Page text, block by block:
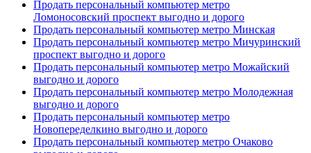
Продать персональный компьютер метро
Ломоносовский проспект выгодно и дорого
Продать персональный компьютер метро Минская
Продать персональный компьютер метро Мичуринский
проспект выгодно и дорого
Продать персональный компьютер метро Можайский
выгодно и дорого
Продать персональный компьютер метро Молодежная
выгодно и дорого
Продать персональный компьютер метро
Новопеределкино выгодно и дорого
Продать персональный компьютер метро Очаково